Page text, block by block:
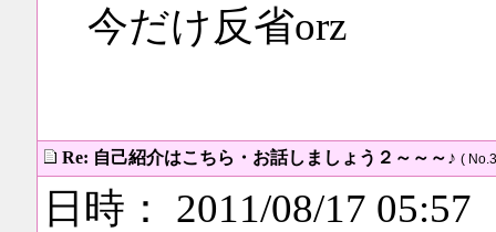
今だけ反省orz
Re: 自己紹介はこちら・お話しましょう２～～～♪ (
日時： 2011/08/17 05:57